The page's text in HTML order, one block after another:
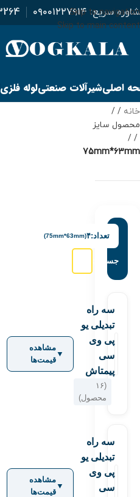
Skip to navigation
Skip to main content
سریع:۰۹۰۰۱۲۲۷۹۱۴
اصلیشیرآلات صنعتیلوله فلزی
خانه /
محصول سایز
/
75mm*63mm
تعداد:۴(75mm*63mm)
جستجو:
سه راه
تبدیلی یو
پی وی
سی
پیمتاش
(۱۶
محصول)
▼
مشاهده
قیمت‌ها
سه راه
تبدیلی یو
پی وی
سی
▼
مشاهده
قیمت‌ها